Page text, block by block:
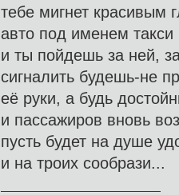
тебе мигнет красивым
авто под именем такси
и ты пойдешь за ней,
сигналить будешь-не
её руки, а будь
и пассажиров вновь
пусть будет на душе
и на троих сообрази...